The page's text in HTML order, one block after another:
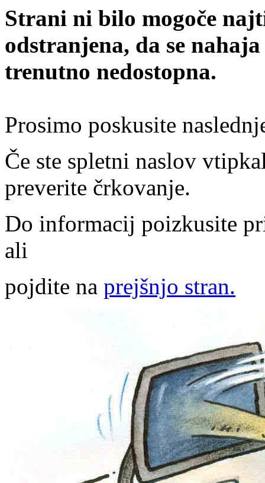
Strani ni bilo mogoče
odstranjena, da se
trenutno nedostopna.
Prosimo poskusite
Če ste spletni naslov
preverite črkovanje.
Do informacij poizkusite
ali
pojdite na prejšnjo stran.